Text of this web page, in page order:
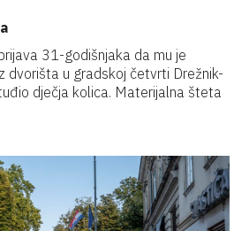
31-godišnjaka da mu je
dvorišta u gradskoj četvrti Drežnik-
dječja kolica. Materijalna šteta